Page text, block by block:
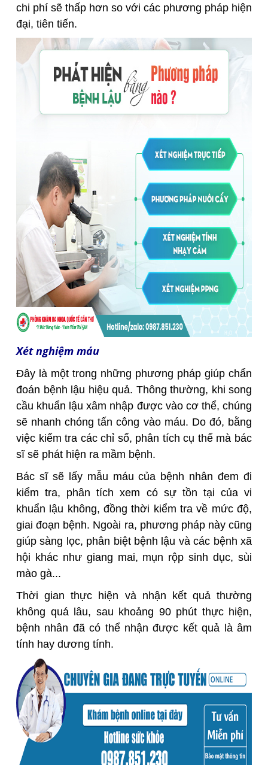
chi phí sẽ thấp hơn so với các phương pháp hiện
đại, tiên tiến.
Xét nghiệm máu
Đây là một trong những phương pháp giúp chẩn
đoán bệnh lậu hiệu quả. Thông thường, khi song
cầu khuẩn lậu xâm nhập được vào cơ thể, chúng
sẽ nhanh chóng tấn công vào máu. Do đó, bằng
việc kiểm tra các chỉ số, phân tích cụ thể mà bác
sĩ sẽ phát hiện ra mầm bệnh.
Bác sĩ sẽ lấy mẫu máu của bệnh nhân đem đi
kiểm tra, phân tích xem có sự tồn tại của vi
khuẩn lậu không, đồng thời kiểm tra về mức độ,
giai đoạn bệnh. Ngoài ra, phương pháp này cũng
giúp sàng lọc, phân biệt bệnh lậu và các bệnh xã
hội khác như giang mai, mụn rộp sinh dục, sùi
mào gà...
Thời gian thực hiện và nhận kết quả thường
không quá lâu, sau khoảng 90 phút thực hiện,
bệnh nhân đã có thể nhận được kết quả là âm
tính hay dương tính.